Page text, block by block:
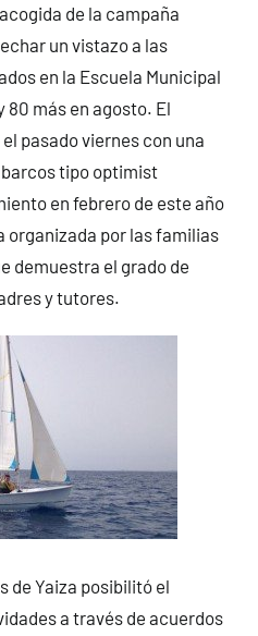
de la campaña
un vistazo a las
en la Escuela Municipal
80 más en agosto. El
pasado viernes con una
tipo optimist
en febrero de este año
por las familias
demuestra el grado de
y tutores.
de Yaiza posibilitó el
a través de acuerdos